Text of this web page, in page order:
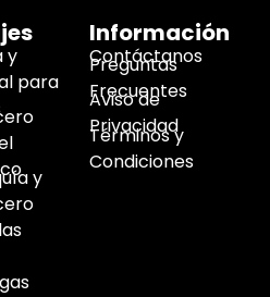
y
para
y
Información
Contáctanos
Preguntas
Frecuentes
Aviso de
Privacidad
Términos y
Condiciones